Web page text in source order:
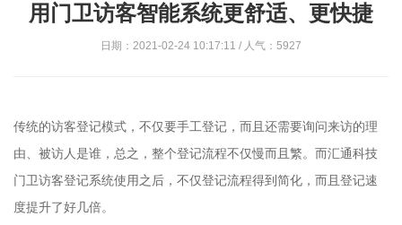
用门卫访客智能系统更舒适、更快捷
日期：2021-02-24 10:17:11 / 人气：5927
传统的访客登记模式，不仅要手工登记，而且还需要询问来访的理
由、被访人是谁，总之，整个登记流程不仅慢而且繁。而汇通科技
门卫访客登记系统使用之后，不仅登记流程得到简化，而且登记速
度提升了好几倍。